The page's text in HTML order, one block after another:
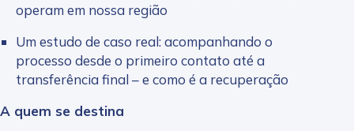
operam em nossa região
Um estudo de caso real: acompanhando o
processo desde o primeiro contato até a
transferência final – e como é a recuperação
A quem se destina